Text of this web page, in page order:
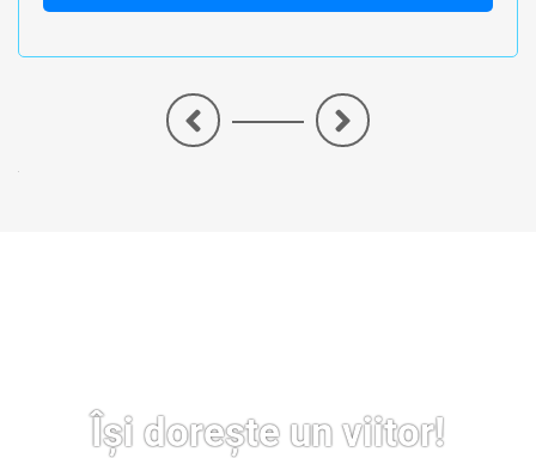
<
Își dorește un viitor!